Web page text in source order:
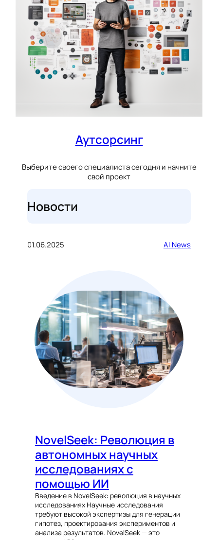
Аутсорсинг
Выберите своего специалиста сегодня и начните
свой проект
Новости
01.06.2025 AI News
NovelSeek: Революция в
автономных научных
исследованиях с
помощью ИИ
Введение в NovelSeek: революция в научных
исследованиях Научные исследования
требуют высокой экспертизы для генерации
гипотез, проектирования экспериментов и
анализа результатов. NovelSeek — это